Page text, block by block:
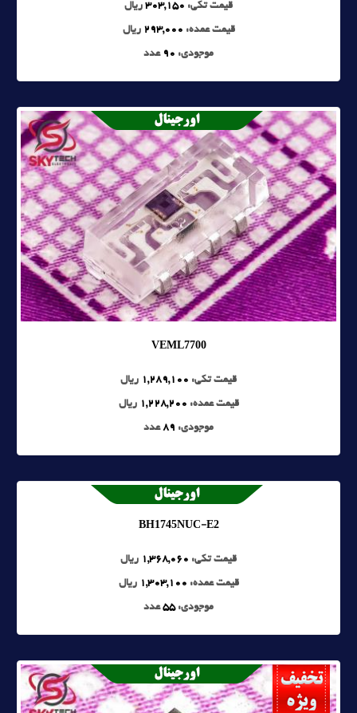
قیمت تکی: 303,150 ریال
قیمت عمده: 293,000 ریال
موجودی: 90 عدد
VEML7700
قیمت تکی: 1,289,100 ریال
قیمت عمده: 1,228,200 ریال
موجودی: 89عدد
BH1745NUC-E2
قیمت تکی: 1,368,060 ریال
قیمت عمده: 1,303,100 ریال
موجودی:55عدد